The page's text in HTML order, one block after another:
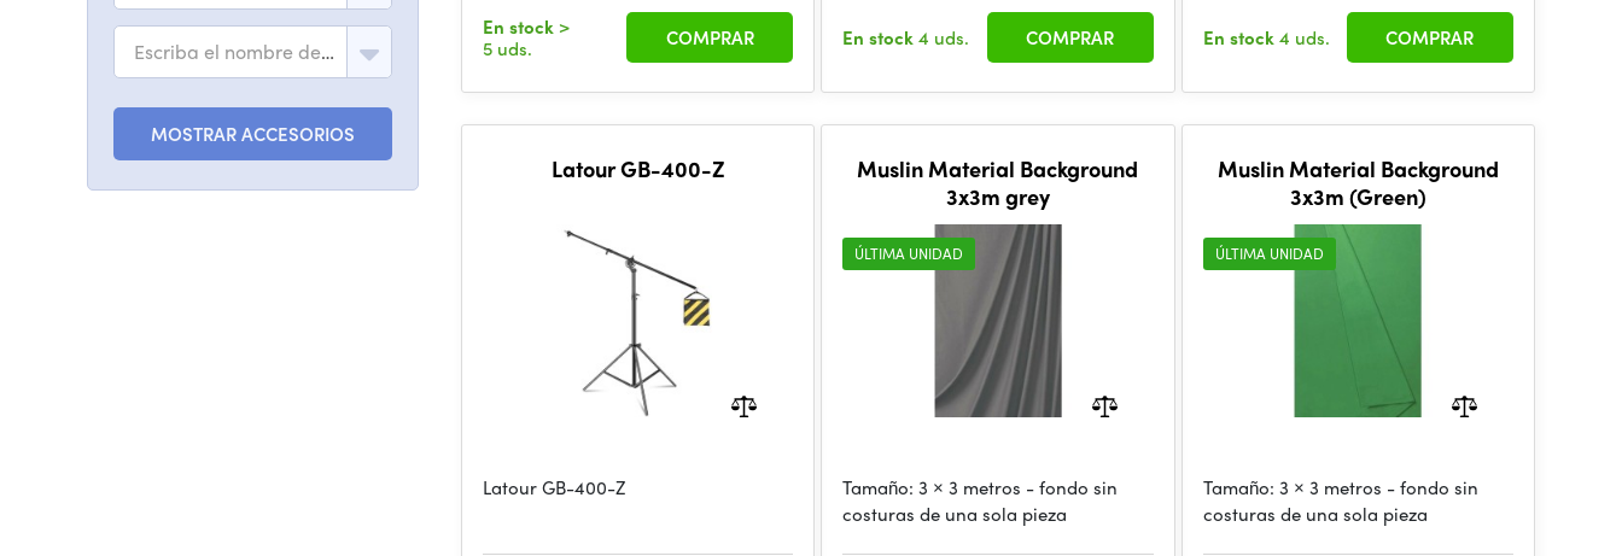
Escriba el nombre del modelo
MOSTRAR ACCESORIOS
En stock >
5 uds.
COMPRAR En stock4 uds. COMPRAR En stock4 uds. COMPRAR
Latour GB-400-Z
Latour GB-400-Z
Muslin Material Background
3x3m grey
ÚLTIMA UNIDAD
Tamaño: 3 × 3 metros - fondo sin
costuras de una sola pieza
Muslin Material Background
3x3m (Green)
ÚLTIMA UNIDAD
Tamaño: 3 × 3 metros - fondo sin
costuras de una sola pieza